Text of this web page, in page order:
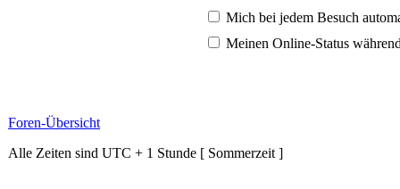
Mich bei jedem Besuch
Meinen Online-Status
Foren-Übersicht
Alle Zeiten sind UTC + 1 Stunde [ Sommerzeit ]